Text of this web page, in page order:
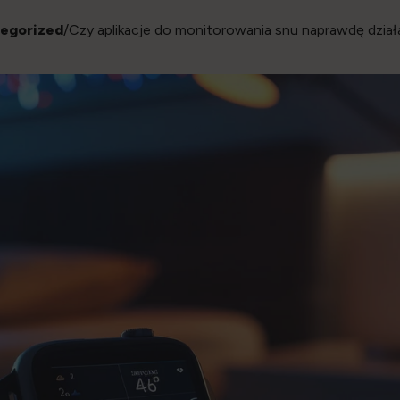
/Czy aplikacje do monitorowania snu naprawdę